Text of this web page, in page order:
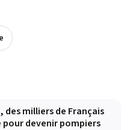
milliers de Français
devenir pompiers